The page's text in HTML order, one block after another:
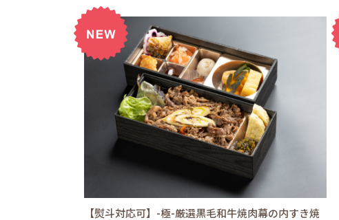
【熨斗対応可】-極-厳選黒毛和牛焼肉幕の内すき焼